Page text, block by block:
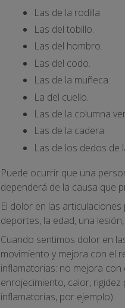
Las de la rodilla.
Las del tobillo.
Las del hombro.
Las del codo.
Las de la muñeca.
La del cuello.
Las de la columna
Las de la cadera.
Las de los dedos de
Puede ocurrir que una
dependerá de la causa que
El dolor en las
deportes, la edad, una
Cuando sentimos dolor en
movimiento y mejora con el
inflamatorias: no mejora
enrojecimiento, calor,
inflamatorias, por ejemplo).